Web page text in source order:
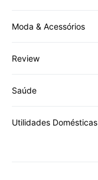
Moda & Acessórios
Review
Saúde
Utilidades Domésticas